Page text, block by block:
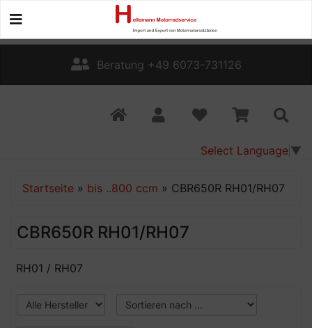
Beratung +49 6073-731126
Select Language ▼
Startseite » bis ..800 ccm » CBR650R RH01/RH07
CBR650R RH01/RH07
RH01 / RH07